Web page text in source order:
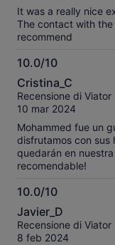
It was a really nice
The contact with
recommend
10.0/10
10.0
su
10
Cristina_C
Recensione di Viator
10 mar 2024
Mohammed fue un
disfrutamos con sus
quedarán en
recomendable!
10.0/10
10.0
su
10
Javier_D
Recensione di Viator
8 feb 2024